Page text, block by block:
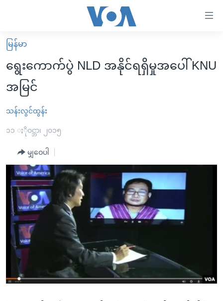
လွယ်ကူ
စေ
သည့်
Link
များ
ပင်မ
ကျော်
ကြည့်
ပင်မ
ညွန်း
စာမျက်နှာ
ကျော်
မူလစာမျက်နှာ
မြန်မာ
ကမ္ဘာ့သတင်းများ
နိုင်ငံတကာ
အစ္စရေး-ပါလက်စတိုင်း
ဗွီဒီယို
အင်္ဂလိပ်စာလေ့လာမယ်
အမေရိကန်သုံးအီဒီယံ
မကြေးမုံရဲ့ အင်္ဂလိပ်စာ
ရုပ်ရှင်ထဲက အင်္ဂလိပ်စာ
သုတပဒေသာ အင်္ဂလိပ်စာ
အပတ်စဉ်ကဏ္ဍများ
ရေဒီယို
တီဗွီ
ရေဒီယိုနှင့်ရုပ်သံ အချက်အလက်များ
ရေဒီယို/တီဗွီအစီအစဉ်
Learning English
ဗွီအိုအေ လူမှုကွန်ယက်များ
မြန်မာ
ရွေးကောက်ပွဲ NLD အနိုင်ရရှိမှုအပေါ် KNU
အမြင်
သန်းလွင်ထွန်း
၁၁ ႏိုဝင္ဘာ၊ ၂၀၁၅
မျှဝေပါ